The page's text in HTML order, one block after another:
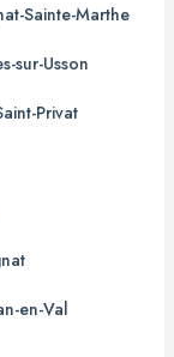
Sainte-Marthe
sur-Usson
Privat
en-Val